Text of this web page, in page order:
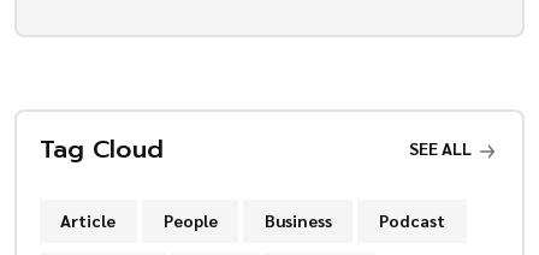
Tag Cloud SEE ALL
Article People Business Podcast